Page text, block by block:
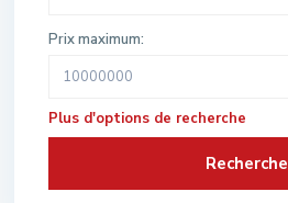
Prix maximum:
Plus d'options de recherche
Recherche